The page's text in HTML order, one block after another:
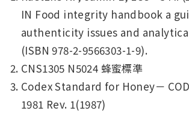
IN Food integrity handbook a
authenticity issues and
(ISBN 978-2-9566303-1-9).
CNS1305 N5024 蜂蜜標準
Codex Standard for Honey－
1981 Rev. 1(1987)